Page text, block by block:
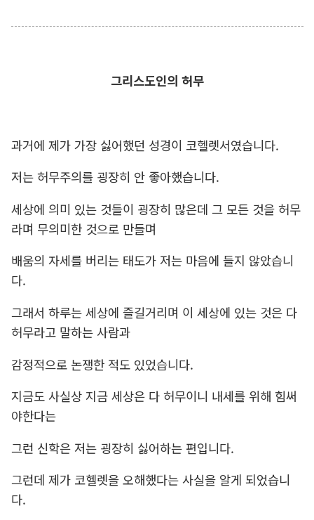
그리스도인의 허무
과거에 제가 가장 싫어했던 성경이 코헬렛서였습니다.
저는 허무주의를 굉장히 안 좋아했습니다.
세상에 의미 있는 것들이 굉장히 많은데 그 모든 것을 허무
라며 무의미한 것으로 만들며
배움의 자세를 버리는 태도가 저는 마음에 들지 않았습니
다.
그래서 하루는 세상에 즐길거리며 이 세상에 있는 것은 다
허무라고 말하는 사람과
감정적으로 논쟁한 적도 있었습니다.
지금도 사실상 지금 세상은 다 허무이니 내세를 위해 힘써
야한다는
그런 신학은 저는 굉장히 싫어하는 편입니다.
그런데 제가 코헬렛을 오해했다는 사실을 알게 되었습니
다.